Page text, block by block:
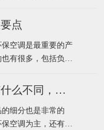
靠谱了，而工业上
安装和使用环境都
厂房降温安装的环保
点
空调是最重要的产
有很多，包括负压
业来说，节能环保
环保空调在设计安
环保空调的送风
环保空调和普通空调有什么不同，该怎么选
细分也是非常的
空调为主，还有传